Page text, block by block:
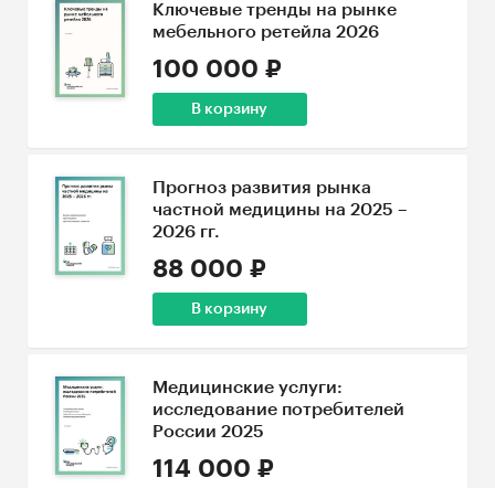
Ключевые тренды на рынке
мебельного ретейла 2026
100 000 ₽
В корзину
Прогноз развития рынка
частной медицины на 2025 –
2026 гг.
88 000 ₽
В корзину
Медицинские услуги:
исследование потребителей
России 2025
114 000 ₽